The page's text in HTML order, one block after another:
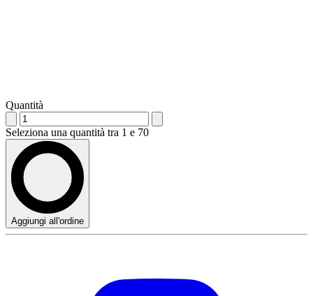
Quantità
Seleziona una quantità tra 1 e 70
Aggiungi all'ordine